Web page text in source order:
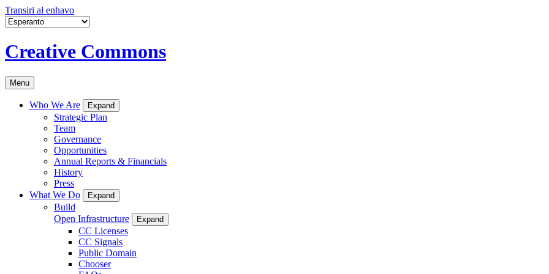
Transiri al enhavo
Creative Commons
Menu
Who We Are Expand
Strategic Plan
Team
Governance
Opportunities
Annual Reports & Financials
History
Press
What We Do
Expand
Build
Open Infrastructure
Expand
CC Licenses
CC Signals
Public Domain
Chooser